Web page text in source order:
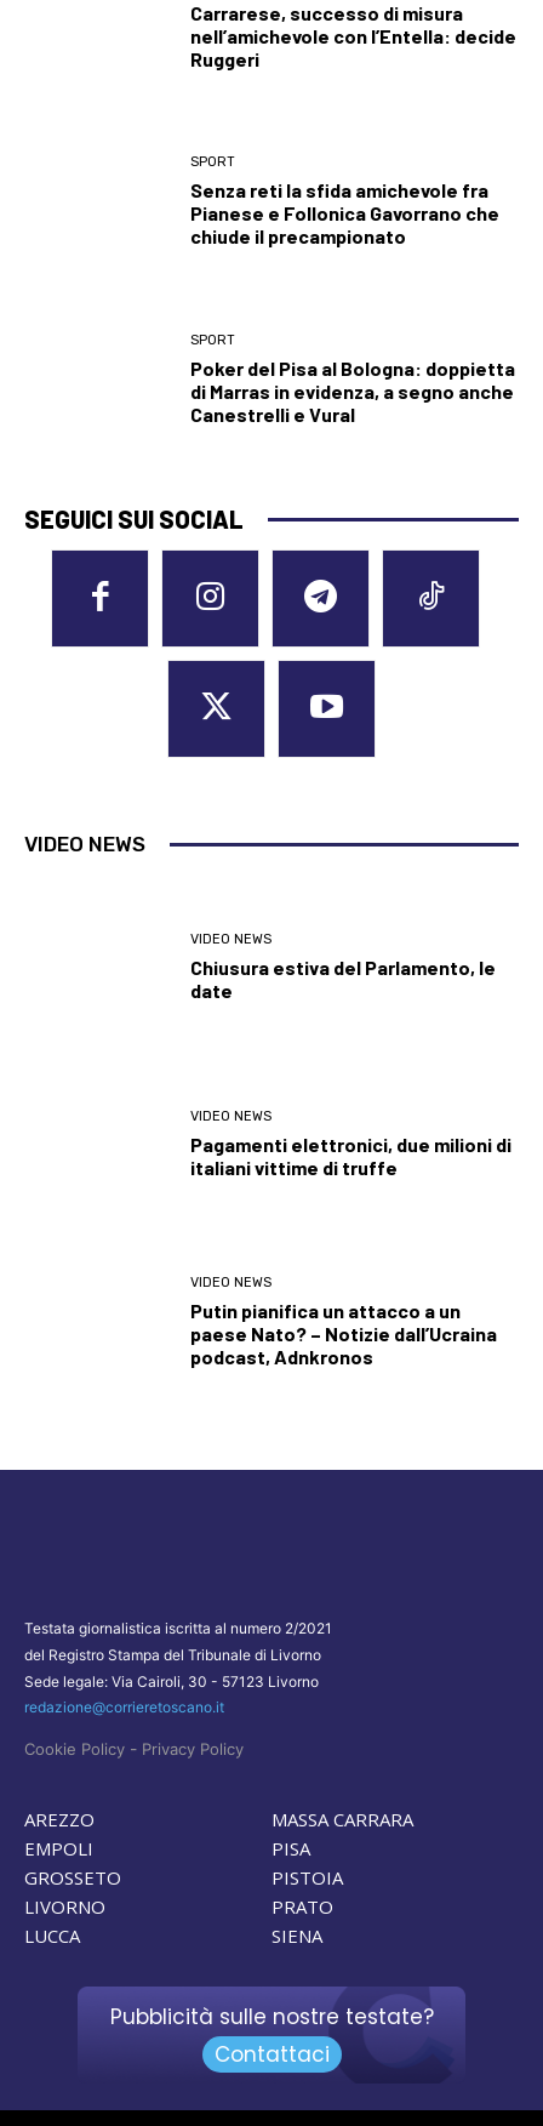
Carrarese, successo di misura
nell’amichevole con l’Entella: decide
Ruggeri
SPORT
Senza reti la sfida amichevole fra
Pianese e Follonica Gavorrano che
chiude il precampionato
SPORT
Poker del Pisa al Bologna: doppietta
di Marras in evidenza, a segno anche
Canestrelli e Vural
SEGUICI SUI SOCIAL
VIDEO NEWS
VIDEO NEWS
Chiusura estiva del Parlamento, le
date
VIDEO NEWS
Pagamenti elettronici, due milioni di
italiani vittime di truffe
VIDEO NEWS
Putin pianifica un attacco a un
paese Nato? – Notizie dall’Ucraina
podcast, Adnkronos
Testata giornalistica iscritta al numero 2/2021
del Registro Stampa del Tribunale di Livorno
Sede legale: Via Cairoli, 30 - 57123 Livorno
redazione@corrieretoscano.it
Cookie Policy - Privacy Policy
AREZZO
EMPOLI
GROSSETO
LIVORNO
LUCCA
MASSA CARRARA
PISA
PISTOIA
PRATO
SIENA
Pubblicità sulle nostre testate?
Contattaci